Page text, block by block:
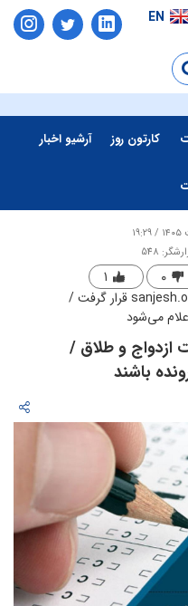
EN
کارتون روز آرشیو اخبار
548
۰ ۱
نتایج آزمون ۲۰ آذر ۱۴۰۴ بر روی سایت sanjesh.org قرار گرفت /
می‌شود
ازدواج و طلاق /
باشند